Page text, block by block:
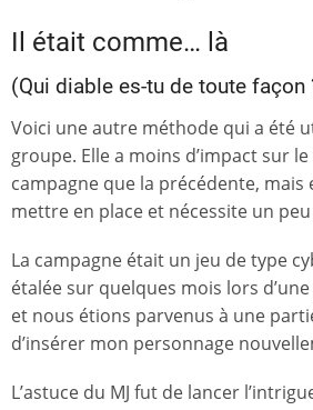
Il était comme… là
(Qui diable es-tu de toute façon
Voici une autre méthode qui a été
groupe. Elle a moins d’impact sur
campagne que la précédente, mais
mettre en place et nécessite un
La campagne était un jeu de type
étalée sur quelques mois lors
et nous étions parvenus à une
d’insérer mon personnage
L’astuce du MJ fut de lancer